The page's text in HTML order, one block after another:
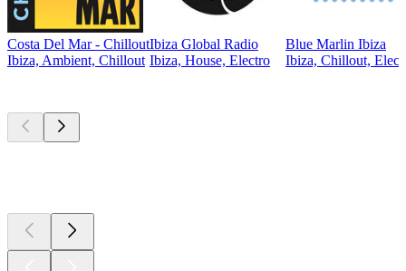
Costa Del Mar - Chillout
Ibiza, Ambient, Chillout
Ibiza Global Radio
Ibiza, House, Electro
Blue Marlin Ibiza
Ibiza, Chillout,